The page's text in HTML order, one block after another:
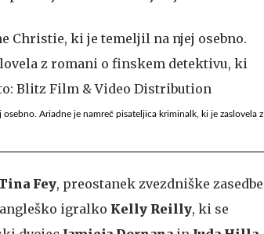
Ariadne je namreč pisateljica kriminalk, ki je zaslovela z
Fey, preostanek zvezdniške zasedbe
igralko Kelly Reilly, ki se